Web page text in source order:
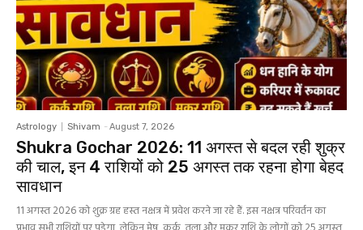
Astrology Shivam - August 7, 2026
Shukra Gochar 2026: 11 अगस्त से बदल रही शुक्र
की चाल, इन 4 राशियों को 25 अगस्त तक रहना होगा बेहद
सावधान
11 अगस्त 2026 को शुक्र ग्रह हस्त नक्षत्र में प्रवेश करने जा रहे हैं. इस नक्षत्र परिवर्तन का